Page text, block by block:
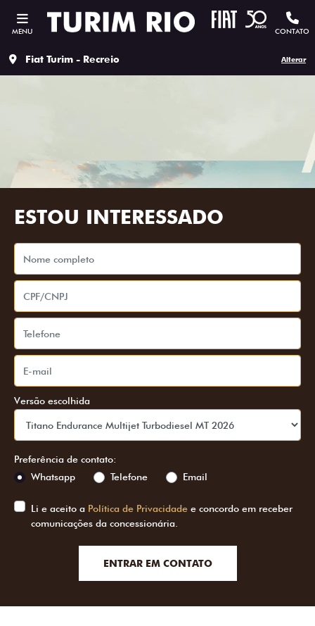
MENU CONTATO
Fiat Turim - Recreio Alterar
ESTOU INTERESSADO
Versão escolhida
Preferência de contato:
Whatsapp
Telefone Email
Li e aceito a Política de Privacidade e concordo em receber
comunicações da concessionária.
ENTRAR EM CONTATO